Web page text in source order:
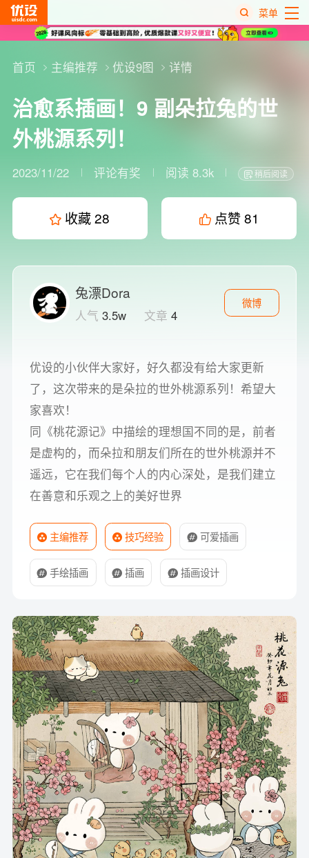
菜单
首页 主编推荐 优设9图 详情
治愈系插画！9 副朵拉兔的世
外桃源系列！
2023/11/22 评论有奖 阅读 8.3k 稍后阅读
收藏28 点赞 81
优设的小伙伴大家好，好久都没有给大家更新
了，这次带来的是朵拉的世外桃源系列！希望大
家喜欢！
同《桃花源记》中描绘的理想国不同的是，前者
是虚构的，而朵拉和朋友们所在的世外桃源并不
遥远，它在我们每个人的内心深处，是我们建立
在善意和乐观之上的美好世界
主编推荐 技巧经验 可爱插画
手绘插画 插画 插画设计
兔漂Dora
人气 3.5w 文章 4
微博